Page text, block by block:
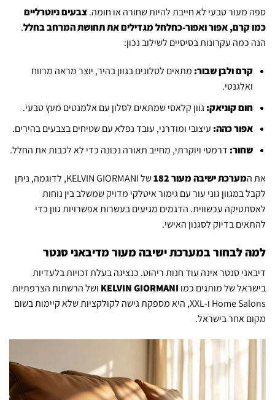
ספה מעור טבעי לא חייבת להיות שחורה או חומה.צבעים ניוטרליים
כמו קרם, אפור ואפור-כחלחל מגדילים את תחושת המרחב בחלל.
הנה כמה עקרונות בסיסיים לשילוב נכון:
קרם ולבן שבור: מתאים לסלונים בגוון בהיר, יוצר מראה מרווח
ואלגנטי.
חום קוניאק:גוון קלאסי שמתאים לסלון עם אלמנטים מעץ טבעי.
אפור כהה: עיצובי ומודרני, עובד נפלא עם שטיחים בצבעים בהירים.
שחור: דרמטי ויוקרתי, מחייב תאורה נכונה כדי לא לכבות את החלל.
את המערכת ישיבה מעור 182
של KELVIN GIORMANI, לדוגמה, ניתן
לקבל במגוון גוני עור עם גימור איטלקי מדויק שמשלב בין נוחות
לאסתטיקה עכשווית. הדגמים מגיעים בעשרות אפשרויות גוון כדי
להתאים בדיוק לסגנון האישי.
למה לבחור במערכת ישיבה מעור מדיבאני סנטר
דיבאני סנטר אינה עוד חנות ריהוט. כנציגה בעלת זכויות בלעדיות
בישראל של מותגים כמו KELVIN GIORMANI ושל הרשתות הצרפתיות
Home Salons ו-XXL, היא מספקת גישה לקולקציות שלא קיימות בשום
מקום אחר בישראל.